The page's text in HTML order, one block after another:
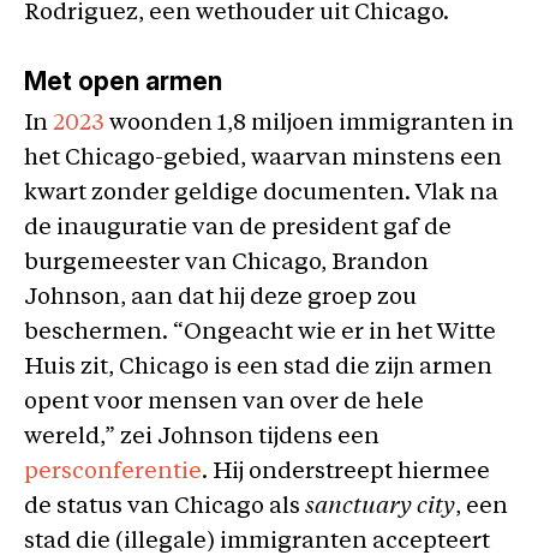
Rodriguez, een wethouder uit Chicago.
Met open armen
In 2023 woonden 1,8 miljoen immigranten in
het Chicago-gebied, waarvan minstens een
kwart zonder geldige documenten. Vlak na
de inauguratie van de president gaf de
burgemeester van Chicago, Brandon
Johnson, aan dat hij deze groep zou
beschermen. “Ongeacht wie er in het Witte
Huis zit, Chicago is een stad die zijn armen
opent voor mensen van over de hele
wereld,” zei Johnson tijdens een
persconferentie. Hij onderstreept hiermee
de status van Chicago als sanctuary city, een
stad die (illegale) immigranten accepteert